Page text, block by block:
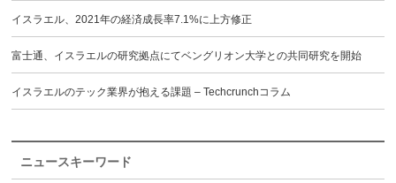
イスラエル、2021年の経済成長率7.1%に上方修正
富士通、イスラエルの研究拠点にてベングリオン大学との共同研究を開始
イスラエルのテック業界が抱える課題 – Techcrunchコラム
ニュースキーワード